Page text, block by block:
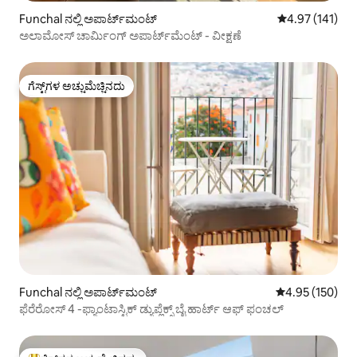
Funchal ನಲ್ಲಿ ಅಪಾರ್ಟ್‌ಮಂಟ್ 5 ರಲ್ಲಿ 4.97
4.97 (141)
ಅಲಾಮೋಸ್ ಚಾರ್ಮಿಂಗ್ ಅಪಾರ್ಟ್‌ಮೆಂಟ್ - ವೀಕ್ಷಣೆ
ಗೆಸ್ಟ್‌ಗಳ ಅಚ್ಚುಮೆಚ್ಚಿನದು
ಗೆಸ್ಟ್‌ಗಳ ಅಚ್ಚುಮೆಚ್ಚಿನದು
Funchal ನಲ್ಲಿ ಅಪಾರ್ಟ್‌ಮಂಟ್ 5 ರಲ್ಲಿ 4.95
4.95 (150)
ಫೆರೆರೋಸ್ 4 -ಫ್ಯಾಂಟಾಸ್ಟಿಕ್ ಡ್ಯುಪ್ಲೆಕ್ಸ್ ಬೈ ಹಾರ್ಟ್ ಆಫ್ ಫಂಚಲ್